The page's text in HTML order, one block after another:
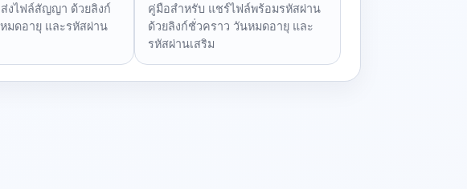
งไฟล์สัญญา ด้วยลิงก์
มดอายุ และรหัสผ่าน
คู่มือสำหรับ แชร์ไฟล์พร้อมรหัสผ่าน
ด้วยลิงก์ชั่วคราว วันหมดอายุ และ
รหัสผ่านเสริม